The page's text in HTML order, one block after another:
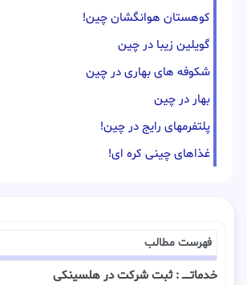
کوهستان هوانگشان چین!
گویلین زیبا در چین
شکوفه های بهاری در چین
بهار در چین
پلتفرمهای رایج در چین!
غذاهای چینی کره ای!
فهرست مطالب
خدماتـــــ : ثبت شرکت در هلسینکی